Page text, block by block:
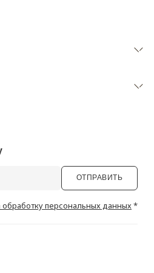
ОТПРАВИТЬ
обработку персональных данных*